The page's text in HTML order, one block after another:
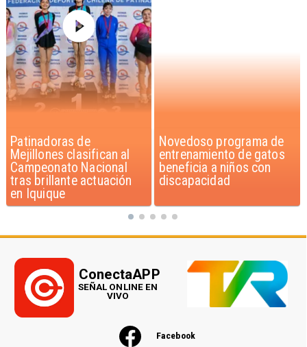
Novedoso programa de
entrenamiento de gatos
beneficia a niños con
discapacidad
Alarmante hábito en
jóvenes de 13 a 15 años
según encuesta del
Minsal
Facebook
ConectaAPP
SEÑAL ONLINE EN
VIVO